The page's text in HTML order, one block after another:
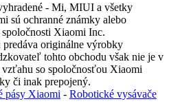
- Mi, MIUI a všetky
sú ochranné známky alebo
Xiaomi Inc.
originálne výrobky
tohto obchodu však nie je v
so spoločnosťou Xiaomi
či inak prepojený.
pásy Xiaomi - Robotické vysávače